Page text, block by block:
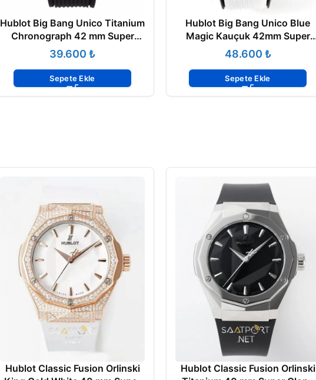
Hublot Big Bang Unico Titanium
Chronograph 42 mm Super
Clone Eta₺
Sepete Ekle
Hublot Big Bang Unico Blue
Magic Kauçuk 42mm Super
Clone Eta
₺
Sepete Ekle
Hublot Classic Fusion Orlinski
Hublot Classic Fusion Orlinski